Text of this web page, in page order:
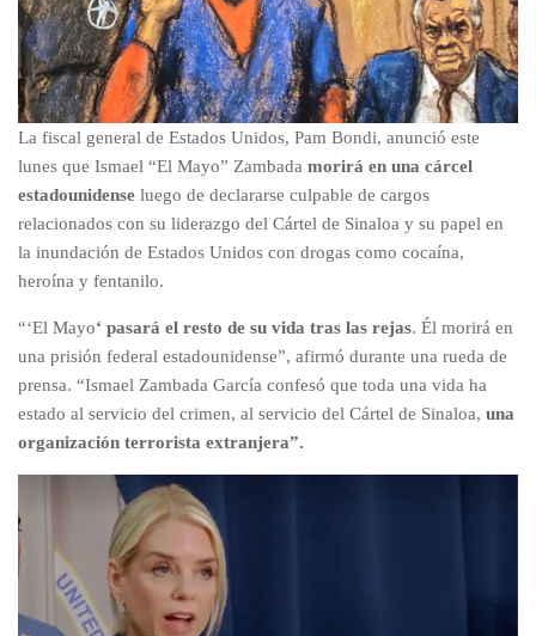
La fiscal general de Estados Unidos, Pam Bondi, anunció este
lunes que Ismael “El Mayo” Zambada morirá en una cárcel
estadounidense luego de declararse culpable de cargos
relacionados con su liderazgo del Cártel de Sinaloa y su papel en
la inundación de Estados Unidos con drogas como cocaína,
heroína y fentanilo.
“‘El Mayo‘ pasará el resto de su vida tras las rejas. Él morirá en
una prisión federal estadounidense”, afirmó durante una rueda de
prensa. “Ismael Zambada García confesó que toda una vida ha
estado al servicio del crimen, al servicio del Cártel de Sinaloa, una
organización terrorista extranjera”.